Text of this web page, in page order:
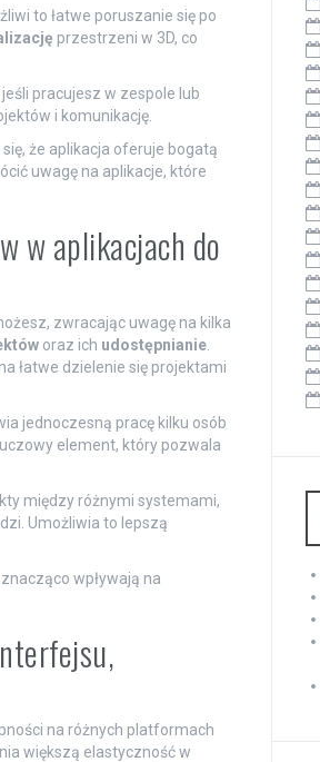
to łatwe poruszanie się po
przestrzeni w 3D, co
pracujesz w zespole lub
i komunikację.
że aplikacja oferuje bogatą
uwagę na aplikacje, które
w aplikacjach do
zwracając uwagę na kilka
oraz ich udostępnianie.
łatwe dzielenie się projektami
jednoczesną pracę kilku osób
element, który pozwala
między różnymi systemami,
Umożliwia to lepszą
wpływają na
na różnych platformach
większą elastyczność w